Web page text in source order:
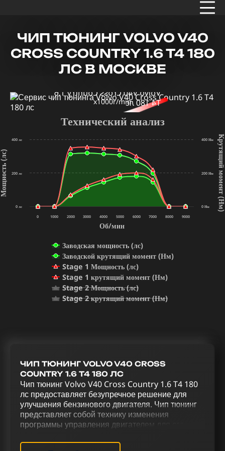
ЧИП ТЮНИНГ VOLVO V40
CROSS COUNTRY 1.6 T4 180
ЛС В МОСКВЕ
x1000r/min
Об/мин
(лс)
Технический анализ
Заводская мощность (лс)
Заводской крутящий момент (Нм)
Stage 1 Мощность (лс)
Stage 1 крутящий момент (Нм)
Stage 2 Мощность (лс)
Stage 2 крутящий момент (Нм)
0 1000 2000 3000 4000 5000 6000 7000 8000 9000
0 лс
200 лс
400 лс
0 Нм
200 Нм
400 Нм
ЧИП ТЮНИНГ VOLVO V40 CROSS
COUNTRY 1.6 T4 180 ЛС
Чип тюнинг Volvo V40 Cross Country 1.6 T4 180
лс предоставляет безупречное решение для
улучшения бензинового двигателя. Чип тюнинг
представляет собой технику изменения
программы управления двигателем для его
улучшение управления Volvo V40 Cross Country